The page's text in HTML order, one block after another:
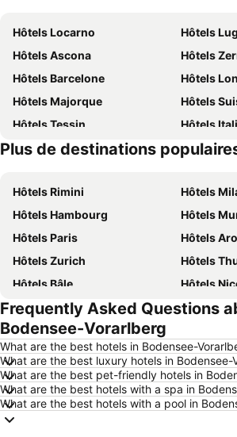
Hôtels Locarno
Hôtels
Hôtels Ascona
Hôtels
Hôtels Barcelone
Hôtels
Hôtels Majorque
Hôtels
Hôtels Tessin
Hôtels
Hôtels Davos
Hôtels
Plus de destinations
Hôtels Rimini
Hôtels
Hôtels Hambourg
Hôtels
Hôtels Paris
Hôtels
Hôtels Zurich
Hôtels
Hôtels Bâle
Hôtels
Hôtels Lucerne
Hôtels
Hôtels Rome
Hôtels Palma
Hôtels
Hôtels Annecy
Hôtels
Hôtels Amsterdam
Hôtels
Hôtels Lac de Garde
Frequently Asked Questions
Bodensee-Vorarlberg
What are the best hotels in Bodensee-
What are the best luxury hotels in Bodensee-
What are the best pet-friendly hotels in
What are the best hotels with a spa in
What are the best hotels with a pool in